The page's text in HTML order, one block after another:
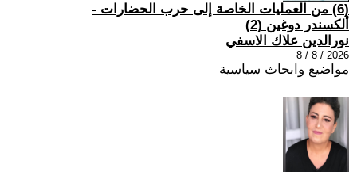
(6) من العمليات الخاصة إلى حرب الحضارات -
ألكسندر دوغين (2)
نورالدين علاك الاسفي
2026 / 8 / 8
مواضيع وابحاث سياسية